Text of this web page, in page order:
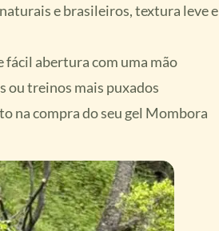
e brasileiros, textura leve e
fácil abertura com uma mão
ou treinos mais puxados
na compra do seu gel Mombora